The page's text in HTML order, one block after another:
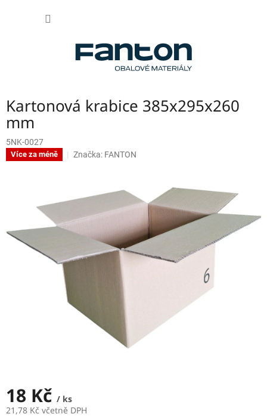
Kartonová krabice 385x295x260
mm
5NK-0027
Více za méně Značka: FANTON
18 Kč / ks
21,78 Kč včetně DPH